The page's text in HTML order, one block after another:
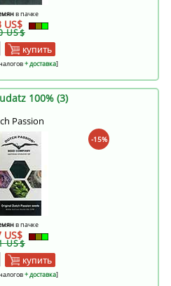
в пачке
US$
US$
купить
+ доставка]
100% (3)
Passion
-15%
в пачке
US$
US$
купить
+ доставка]